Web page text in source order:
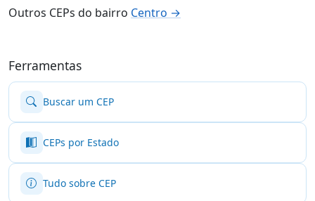
Outros CEPs do bairro Centro →
Ferramentas
Buscar um CEP
CEPs por Estado
Tudo sobre CEP